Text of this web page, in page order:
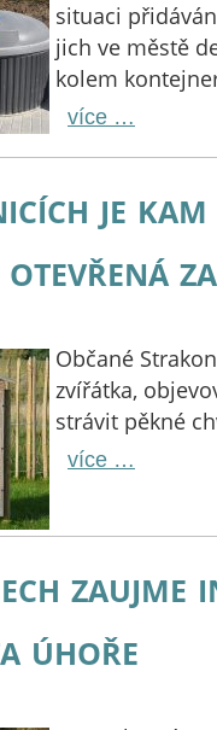
situaci
jich ve městě
kolem
více …
je
Občané
zvířátka,
strávit pěkné
více …
úhoře